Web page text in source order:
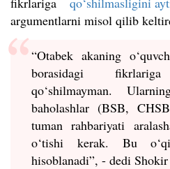
argumentlarni misol qilib
“Otabek akaning
borasidagi
qo‘shilmayman.
baholashlar (BSB,
tuman rahbariyati
o‘tishi kerak. Bu
hisoblanadi”, - dedi Shokir